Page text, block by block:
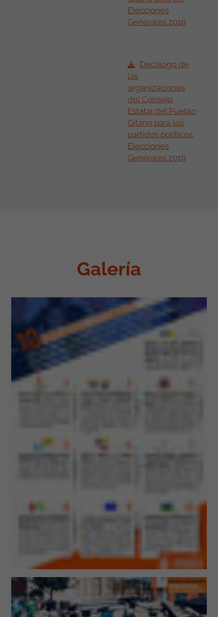
Elecciones
Generales 2019
Decálogo de
las
organizaciones
del Consejo
Estatal del Pueblo
Gitano para los
partidos políticos.
Elecciones
Generales 2019
Galería